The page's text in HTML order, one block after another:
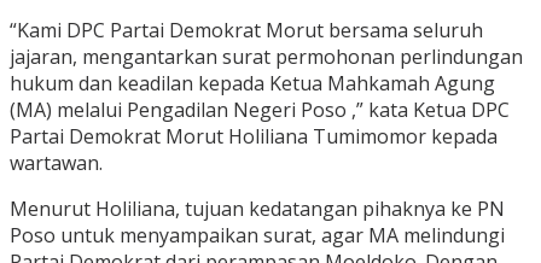
“Kami DPC Partai Demokrat Morut bersama seluruh
jajaran, mengantarkan surat permohonan perlindungan
hukum dan keadilan kepada Ketua Mahkamah Agung
(MA) melalui Pengadilan Negeri Poso ,” kata Ketua DPC
Partai Demokrat Morut Holiliana Tumimomor kepada
wartawan.
Menurut Holiliana, tujuan kedatangan pihaknya ke PN
Poso untuk menyampaikan surat, agar MA melindungi